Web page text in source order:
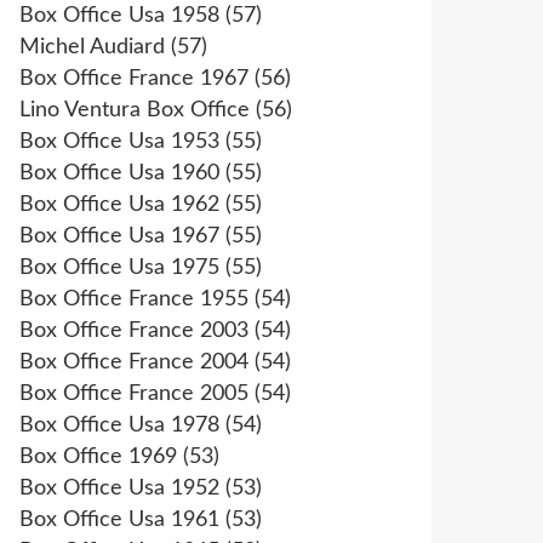
Box Office Usa 1958 (57)
Michel Audiard (57)
Box Office France 1967 (56)
Lino Ventura Box Office (56)
Box Office Usa 1953 (55)
Box Office Usa 1960 (55)
Box Office Usa 1962 (55)
Box Office Usa 1967 (55)
Box Office Usa 1975 (55)
Box Office France 1955 (54)
Box Office France 2003 (54)
Box Office France 2004 (54)
Box Office France 2005 (54)
Box Office Usa 1978 (54)
Box Office 1969 (53)
Box Office Usa 1952 (53)
Box Office Usa 1961 (53)